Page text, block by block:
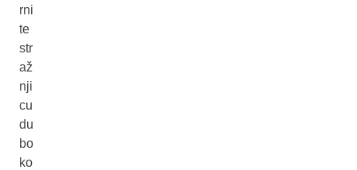
rni
te
str
až
nji
cu
du
bo
ko